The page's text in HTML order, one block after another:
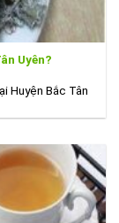
Uyên?
Huyện Bắc Tân